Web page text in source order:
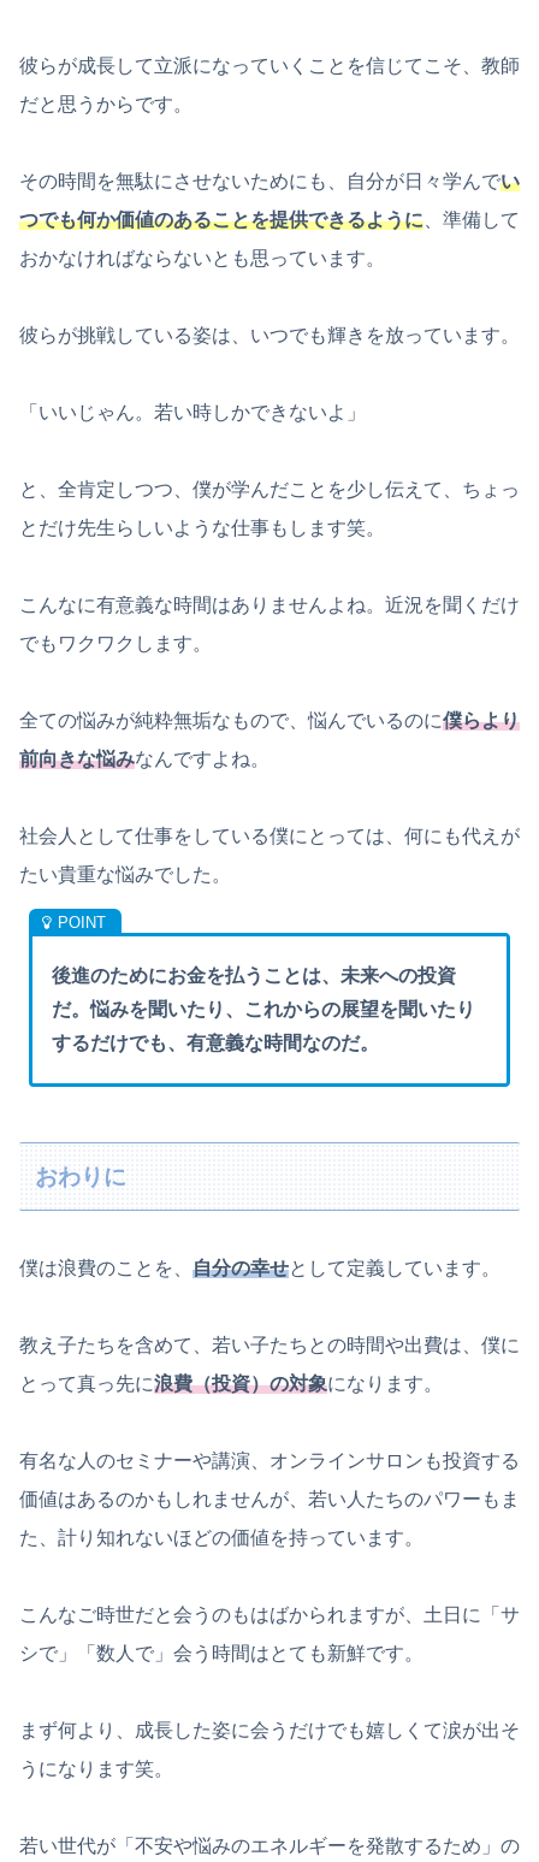
彼らが成長して立派になっていくことを信じてこそ、教師
だと思うからです。
その時間を無駄にさせないためにも、自分が日々学んでい
つでも何か価値のあることを提供できるように 、準備して
おかなければならないとも思っています。
彼らが挑戦している姿は、いつでも輝きを放っています。
「いいじゃん。若い時しかできないよ」
と、全肯定しつつ、僕が学んだことを少し伝えて、ちょっ
とだけ先生らしいような仕事もします笑。
こんなに有意義な時間はありませんよね。近況を聞くだけ
でもワクワクします。
全ての悩みが純粋無垢なもので、悩んでいるのに僕らより
前向きな悩みなんですよね。
社会人として仕事をしている僕にとっては、何にも代えが
たい貴重な悩みでした。
後進のためにお金を払うことは、未来への投資
だ。悩みを聞いたり、これからの展望を聞いたり
するだけでも、有意義な時間なのだ。
おわりに
僕は浪費のことを、 自分の幸せとして定義しています。
教え子たちを含めて、若い子たちとの時間や出費は、僕に
とって真っ先に浪費（投資）の対象になります。
有名な人のセミナーや講演、オンラインサロンも投資する
価値はあるのかもしれませんが、若い人たちのパワーもま
た、計り知れないほどの価値を持っています。
こんなご時世だと会うのもはばかられますが、土日に「サ
シで」「数人で」会う時間はとても新鮮です。
まず何より、成長した姿に会うだけでも嬉しくて涙が出そ
うになります笑。
若い世代が「不安や悩みのエネルギーを発散するため」の